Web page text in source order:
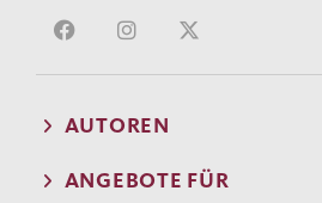
AUTOREN
ANGEBOTE FÜR